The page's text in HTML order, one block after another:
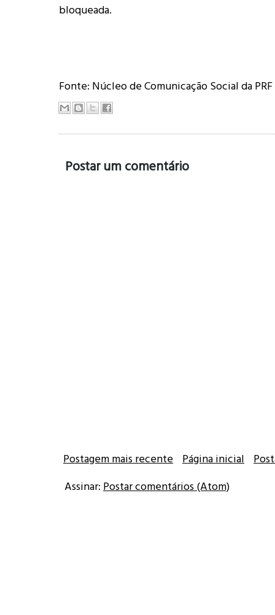
bloqueada.
Fonte: Núcleo de Comunicação Social da PRF
Postar um comentário
Postagem mais recente Página inicial
Assinar: Postar comentários (Atom)